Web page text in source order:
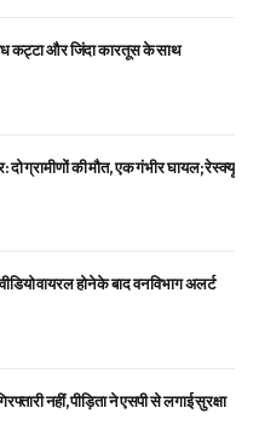
कट्टा और जिंदा कारतूस के साथ
ग्रामीणों की मौत, एक गंभीर घायल; रेस्क्यू
वायरल होने के बाद वन विभाग अलर्ट
नहीं, पीड़िता ने एसपी से लगाई सुरक्षा